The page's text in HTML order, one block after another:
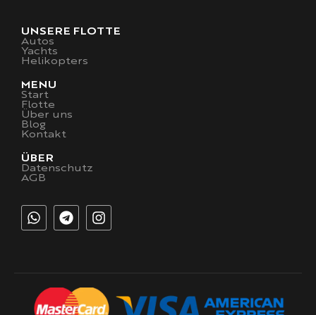
UNSERE FLOTTE
Autos
Yachts
Helikopters
MENU
Start
Flotte
Über uns
Blog
Kontakt
ÜBER
Datenschutz
AGB